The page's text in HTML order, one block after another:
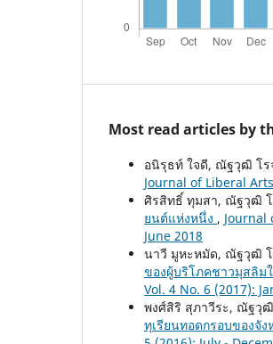
Most read articles by
อนิรุธท์ ใจดี, ณัฐวุฒิ โ
Journal of Liberal
ศิรสิทธิ์ ทุมสา, ณัฐวุฒิ
ยนต์แห่งหนึ่ง , Journal
June 2018
นาวี มูหะหมัด, ณัฐวุฒิ
ของผู้บริโภคชาวมุสลิม
Vol. 4 No. 6 (2017):
พงศ์สิริ สุภาวีระ, ณัฐวุ
ทุเรียนทอดกรอบของจั